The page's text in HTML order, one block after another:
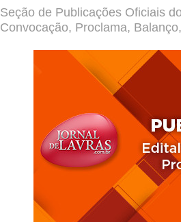
Seção de Publicações Oficiais
Convocação, Proclama,